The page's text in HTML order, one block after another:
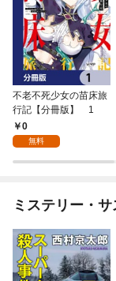
不老不死少女の苗床旅
行記【分冊版】 1
0
無料
ミステリー・